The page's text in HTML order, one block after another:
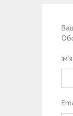
и
с
і
в
Ім’я